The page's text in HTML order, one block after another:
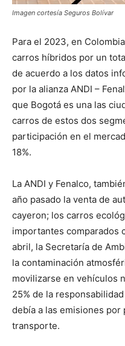
Imagen cortesía Seguros Bolívar
Para el 2023, en
carros híbridos por un
de acuerdo a los datos
por la alianza ANDI –
que Bogotá es una las
carros de estos dos
participación en el
18%.
La ANDI y Fenalco,
año pasado la venta de
cayeron; los carros
importantes comparados
abril, la Secretaría de
la contaminación
movilizarse en vehículos
25% de la
debía a las emisiones
transporte.